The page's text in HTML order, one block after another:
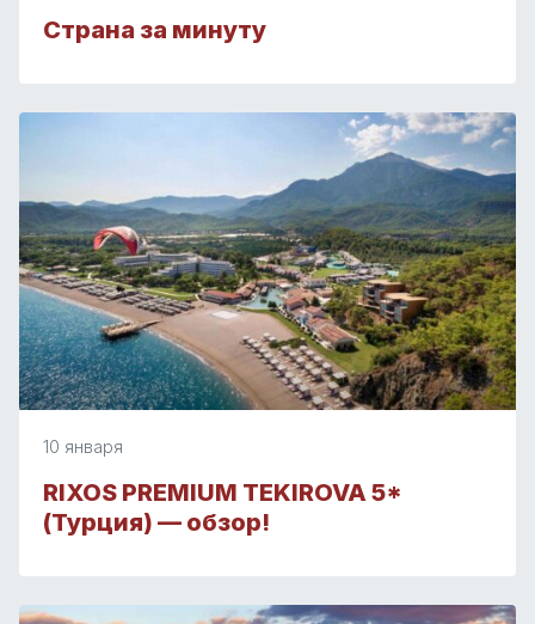
Страна за минуту
10 января
RIXOS PREMIUM TEKIROVA 5*
(Турция) — обзор!